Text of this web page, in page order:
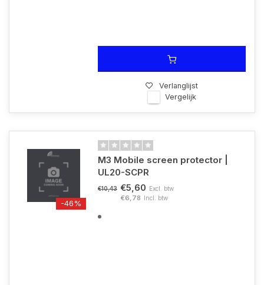
Verlanglijst
Vergelijk
-46%
M3 Mobile screen protector |
UL20-SCPR
€10,43 €5,60 Excl. btw
€6,78 Incl. btw